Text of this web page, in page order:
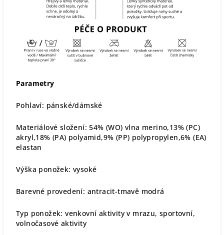
Parametry
Pohlaví: pánské/dámské
Materiálové složení: 54% (WO) vlna merino,13% (PC)
akryl,18% (PA) polyamid,9% (PP) polypropylen,6% (EA)
elastan
Výška ponožek: vysoké
Barevné provedení: antracit-tmavě modrá
Typ ponožek: venkovní aktivity v mrazu, sportovní,
volnočasové aktivity